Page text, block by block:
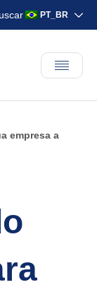
PT_BR
empresa a